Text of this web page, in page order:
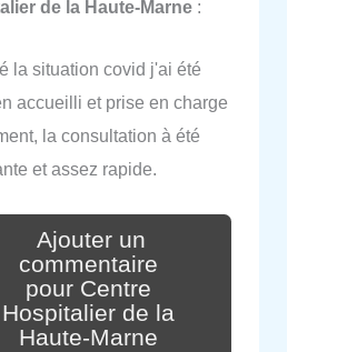
de la Haute-Marne :
la situation covid j'ai été
accueilli et prise en charge
la consultation à été
et assez rapide.
Ajouter un
commentaire
pour Centre
Hospitalier de la
Haute-Marne